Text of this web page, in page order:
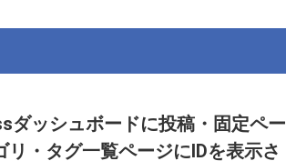
ダッシュボードに投稿・固定ペー
リ・タグ一覧ページにIDを表示さ